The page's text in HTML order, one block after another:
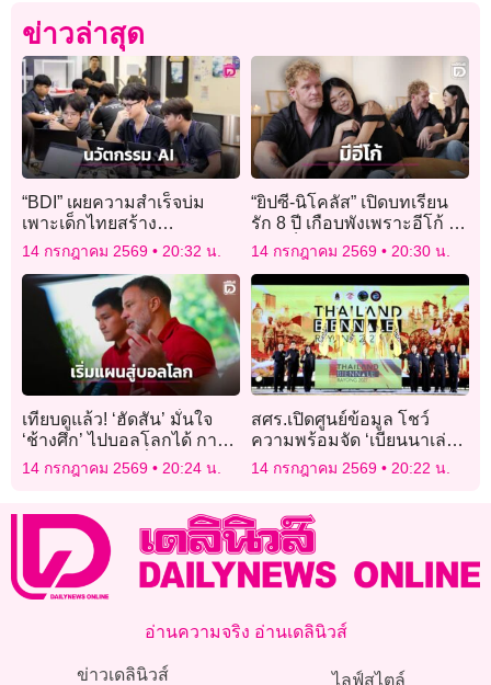
ข่าวล่าสุด
“BDI” เผยความสำเร็จบ่ม
เพาะเด็กไทยสร้าง
นวัตกรรม AI ยกระดับ
คุณภาพชีวิต
14 กรกฎาคม 2569 20:32 น.
“ยิปซี-นิโคลัส” เปิดบทเรียน
รัก 8 ปี เกือบพังเพราะอีโก้ รับ
สามีเป็นคนตรงข้ามกับตัวเอ
งมากๆ
14 กรกฎาคม 2569 20:30 น.
เทียบดูแล้ว! ‘ฮัดสัน’ มั่นใจ
‘ช้างศึก’ ไปบอลโลกได้ กาง
แผนงานเตรียมเริ่มแล้ว อยาก
เห็นก่อนตาย
14 กรกฎาคม 2569 20:24 น.
สศร.เปิดศูนย์ข้อมูล โชว์
ความพร้อมจัด ‘เบียนนาเล่
ระยอง 2027’
14 กรกฎาคม 2569 20:22 น.
อ่านความจริง อ่านเดลินิวส์
ข่าวเดลินิวส์ ไลฟ์สไตล์